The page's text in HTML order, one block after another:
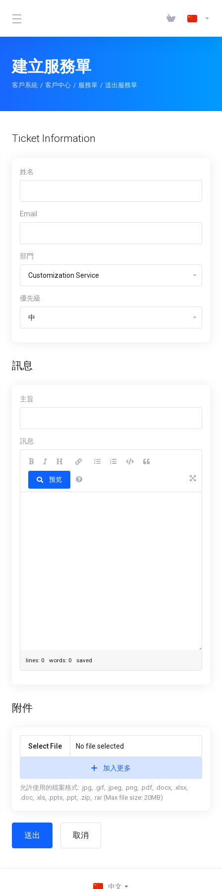
建立服務單
客戶系統 客戶中心 服務單 送出服務單
Ticket Information
姓名
Email
部門
優先級
訊息
主旨
訊息
预览
lines: 0 words: 0 saved
附件
Select File No file selected
加入更多
允許使用的檔案格式: .jpg, .gif, .jpeg, .png, .pdf, .docx, .xlsx,
.doc, .xls, .pptx, .ppt, .zip, .rar (Max file size: 20MB)
取消
中文